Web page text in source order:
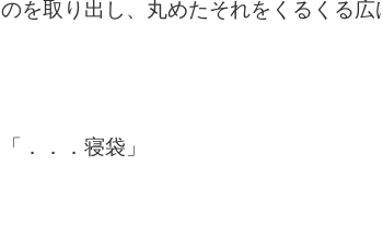
のを取り出し、丸めたそれをくるくる広
「．．．寝袋」